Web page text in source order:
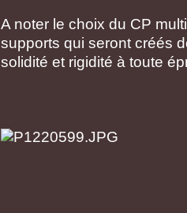
A noter le choix du CP
supports qui seront créés
solidité et rigidité à toute